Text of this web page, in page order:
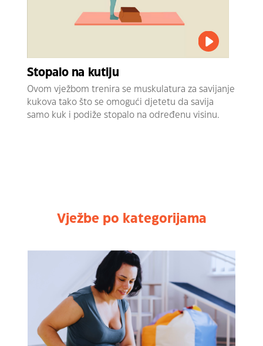
Stopalo na kutiju
Ovom vježbom trenira se muskulatura za savijanje
kukova tako što se omogući djetetu da savija
samo kuk i podiže stopalo na određenu visinu.
Vježbe po kategorijama